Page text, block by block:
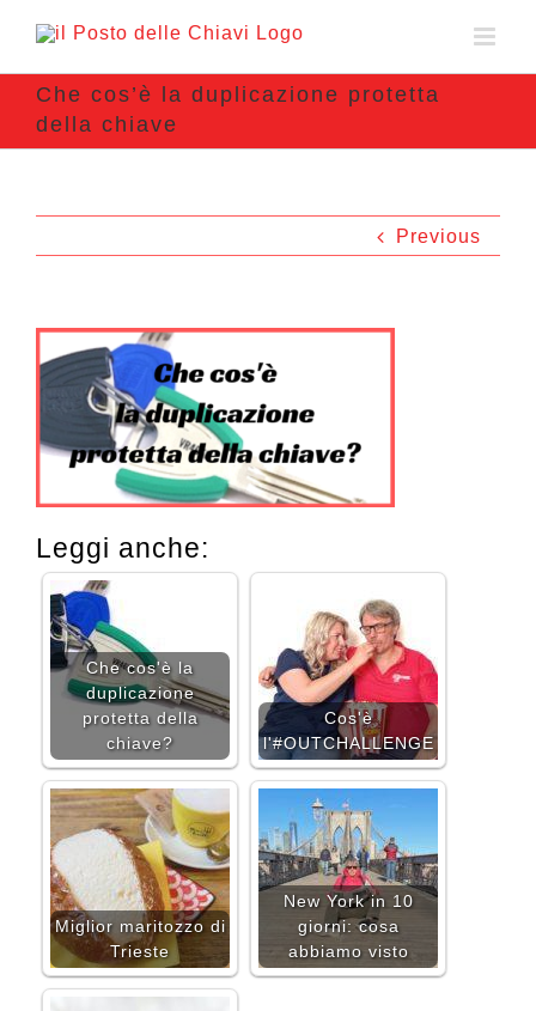
Che cos’è la duplicazione protetta
della chiave
Previous
Leggi anche:
Che cos'è la
duplicazione
protetta della
chiave?
Cos'è
l'#OUTCHALLENGE
Miglior maritozzo di
Trieste
New York in 10
giorni: cosa
abbiamo visto